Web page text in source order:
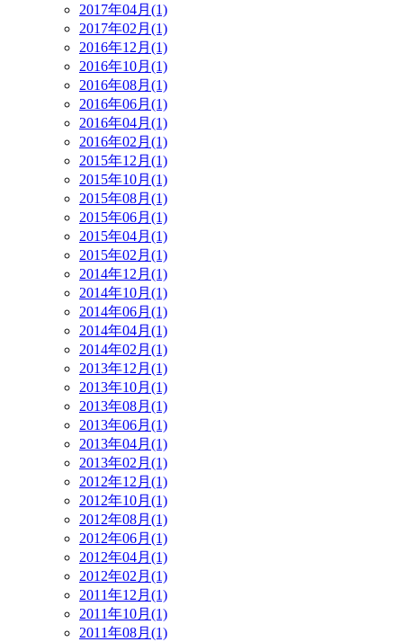
2017年04月(1)
2017年02月(1)
2016年12月(1)
2016年10月(1)
2016年08月(1)
2016年06月(1)
2016年04月(1)
2016年02月(1)
2015年12月(1)
2015年10月(1)
2015年08月(1)
2015年06月(1)
2015年04月(1)
2015年02月(1)
2014年12月(1)
2014年10月(1)
2014年06月(1)
2014年04月(1)
2014年02月(1)
2013年12月(1)
2013年10月(1)
2013年08月(1)
2013年06月(1)
2013年04月(1)
2013年02月(1)
2012年12月(1)
2012年10月(1)
2012年08月(1)
2012年06月(1)
2012年04月(1)
2012年02月(1)
2011年12月(1)
2011年10月(1)
2011年08月(1)